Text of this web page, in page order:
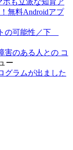
無料Androidアプ
の可能性／下
害のある人との コ
ー
グラムが出ました